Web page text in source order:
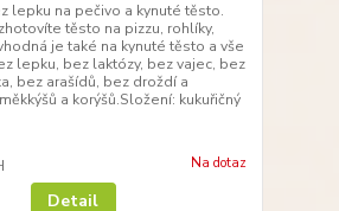
lepku na pečivo a kynuté těsto.
těsto na pizzu, rohlíky,
je také na kynuté těsto a vše
lepku, bez laktózy, bez vajec, bez
bez arašídů, bez droždí a
a korýšů.Složení: kukuřičný
Na dotaz
Detail